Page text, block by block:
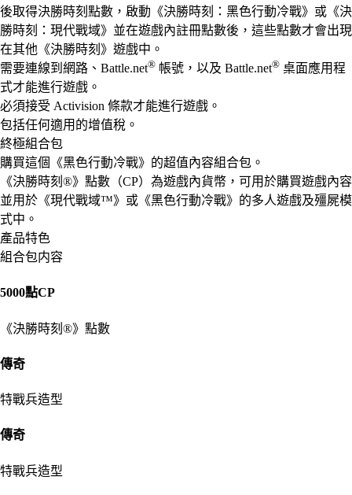
後取得決勝時刻點數，啟動《決勝時刻：黑色行動冷戰》或《決
勝時刻：現代戰域》並在遊戲內註冊點數後，這些點數才會出現
在其他《決勝時刻》遊戲中。
需要連線到網路、Battle.net® 帳號，以及 Battle.net® 桌面應用程
式才能進行遊戲。
必須接受 Activision 條款才能進行遊戲。
包括任何適用的增值稅。
終極組合包
購買這個《黑色行動冷戰》的超值內容組合包。
《決勝時刻®》點數（CP）為遊戲內貨幣，可用於購買遊戲內容
並用於《現代戰域™》或《黑色行動冷戰》的多人遊戲及殭屍模
式中。
產品特色
組合包内容
5000點CP
《決勝時刻®》點數
傳奇
特戰兵造型
傳奇
特戰兵造型